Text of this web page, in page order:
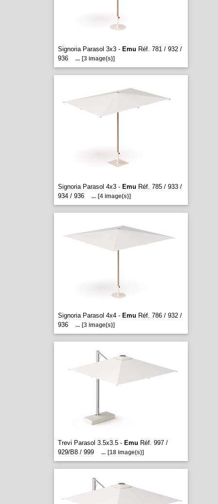
Signoria Parasol 3x3 - Emu Réf. 781 / 932 /
936
... [3 image(s)]
Signoria Parasol 4x3 - Emu Réf. 785 / 933 /
934 / 936
... [4 image(s)]
Signoria Parasol 4x4 - Emu Réf. 786 / 932 /
936
... [3 image(s)]
Trevi Parasol 3.5x3.5 - Emu Réf. 997 /
929/B8 / 999
... [18 image(s)]